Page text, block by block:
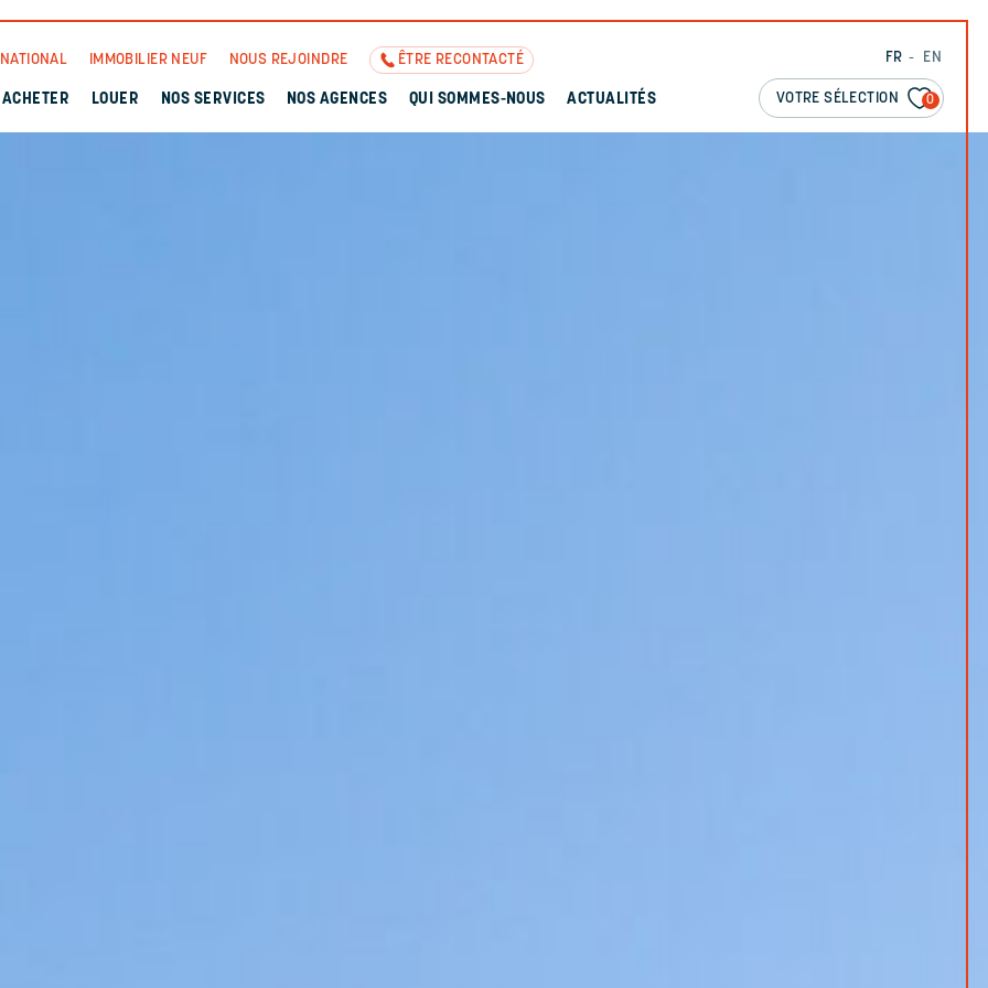
FR EN
VOTRE SÉLECTION 0
IMMOBILIER NEUF NOUS REJOINDRE ÊTRE RECONTACTÉ
ACHETER LOUER NOS SERVICES NOS AGENCES QUI SOMMES-NOUS ACTUALITÉS